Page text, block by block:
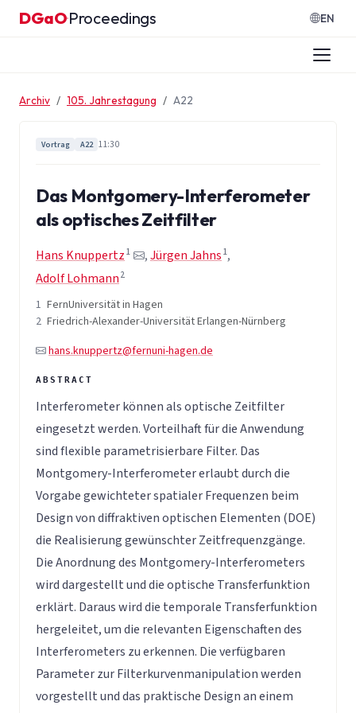
Zum Inhalt springen
DGaO·Proceedings EN
Archiv 105. Jahrestagung A22
Vortrag A22 11:30
Das Montgomery-Interferometer
als optisches Zeitfilter
Hans Knuppertz 1 ,Jürgen Jahns 1,
Adolf Lohmann 2
1 FernUniversität in Hagen
2 Friedrich-Alexander-Universität Erlangen-Nürnberg
hans.knuppertz@fernuni-hagen.de
Interferometer können als optische Zeitfilter
eingesetzt werden. Vorteilhaft für die Anwendung
sind flexible parametrisierbare Filter. Das
Montgomery-Interferometer erlaubt durch die
Vorgabe gewichteter spatialer Frequenzen beim
Design von diffraktiven optischen Elementen (DOE)
die Realisierung gewünschter Zeitfrequenzgänge.
Die Anordnung des Montgomery-Interferometers
wird dargestellt und die optische Transferfunktion
erklärt. Daraus wird die temporale Transferfunktion
hergeleitet, um die relevanten Eigenschaften des
Interferometers zu erkennen. Die verfügbaren
Parameter zur Filterkurvenmanipulation werden
vorgestellt und das praktische Design an einem